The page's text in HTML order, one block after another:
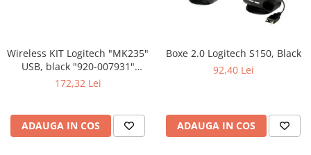
Wireless KIT Logitech "MK235"
USB, black "920-007931"
(include timbru verde 0.01 lei)
172,32 Lei
ADAUGA IN COS
Boxe 2.0 Logitech S150, Black
92,40 Lei
ADAUGA IN COS